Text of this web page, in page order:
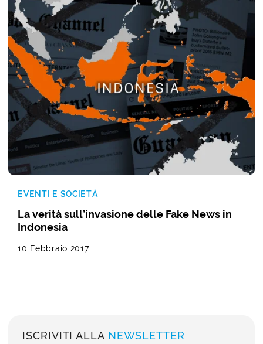
EVENTI E SOCIETÀ
La verità sull’invasione delle Fake News in
Indonesia
10 Febbraio 2017
ISCRIVITI ALLA NEWSLETTER